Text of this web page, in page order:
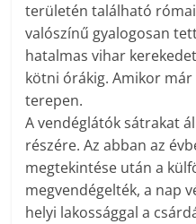
területén található
valószínű gyalogosan
hatalmas vihar
kötni órákig. Amikor már
terepen.
A vendéglátók sátrakat
részére. Az abban az
megtekintése után a
megvendégelték, a nap
helyi lakossággal a